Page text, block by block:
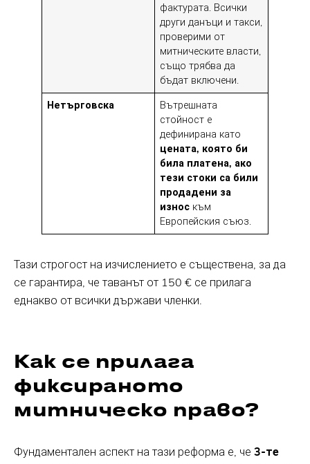
фактурата. Всички
други данъци и такси,
проверими от
митническите власти,
също трябва да
бъдат включени.
Нетърговска
Вътрешната
стойност е
дефинирана като
цената, която би
била платена, ако
тези стоки са били
продадени за
износ към
Европейския съюз.
Тази строгост на изчислението е съществена, за да
се гарантира, че таванът от 150 € се прилага
еднакво от всички държави членки.
Как се прилага
фиксираното
митническо право?
Фундаментален аспект на тази реформа е, че 3-те